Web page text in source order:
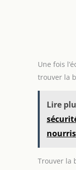
Une fois
trouver la
Lire
Trouver la